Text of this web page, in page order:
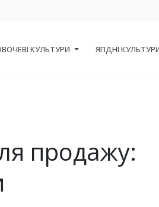
КУЛЬТУРИ ЯГІДНІ
продажу: